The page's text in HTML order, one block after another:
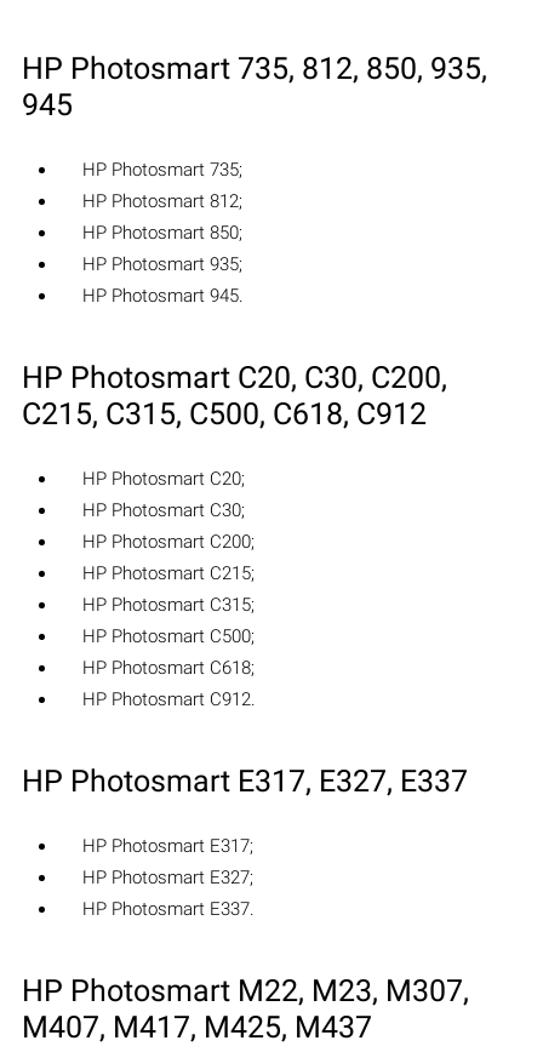
HP Photosmart 735, 812, 850, 935,
945
HP Photosmart 735;
HP Photosmart 812;
HP Photosmart 850;
HP Photosmart 935;
HP Photosmart 945.
HP Photosmart C20, C30, C200,
C215, C315, C500, C618, C912
HP Photosmart C20;
HP Photosmart C30;
HP Photosmart C200;
HP Photosmart C215;
HP Photosmart C315;
HP Photosmart C500;
HP Photosmart C618;
HP Photosmart C912.
HP Photosmart E317, E327, E337
HP Photosmart E317;
HP Photosmart E327;
HP Photosmart E337.
HP Photosmart M22, M23, M307,
M407, M417, M425, M437